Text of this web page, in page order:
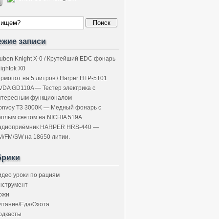
записи
Knight X-0 / Крутейший EDC фонарь
X0
на 5 литров / Harper HTP-5T01
GD110A — Тестер электрика с
функционалом
T3 3000K — Медный фонарь с
светом на NICHIA 519A
HARPER HRS-440 —
FM/SW на 18650 литии.
уроки по рациям
Еда/Охота